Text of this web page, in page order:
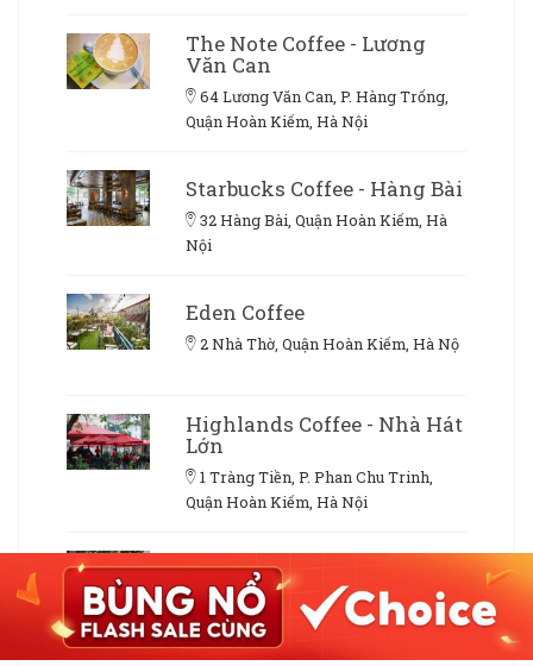
The Note Coffee - Lương
Văn Can
64 Lương Văn Can, P. Hàng Trống,
Quận Hoàn Kiếm, Hà Nội
Starbucks Coffee - Hàng Bài
32 Hàng Bài, Quận Hoàn Kiếm, Hà
Nội
Eden Coffee
2 Nhà Thờ, Quận Hoàn Kiếm, Hà Nộ
Highlands Coffee - Nhà Hát
Lớn
1 Tràng Tiền, P. Phan Chu Trinh,
Quận Hoàn Kiếm, Hà Nội
Nhà 9NKC Fusion
Restaurant & Cafeteria
9 Nguyễn Khắc Cần, Quận Hoàn
Kiếm, Hà Nội